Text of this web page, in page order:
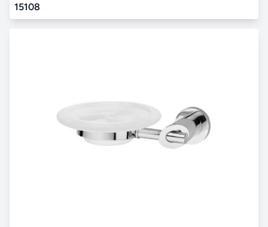
15108